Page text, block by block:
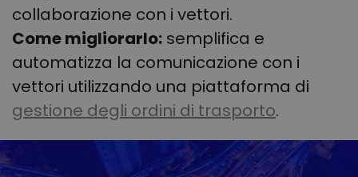
collaborazione con i vettori.
Come migliorarlo: semplifica e
automatizza la comunicazione con i
vettori utilizzando una piattaforma di
gestione degli ordini di trasporto.